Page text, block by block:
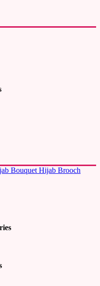
Bouquet Hijab Brooch